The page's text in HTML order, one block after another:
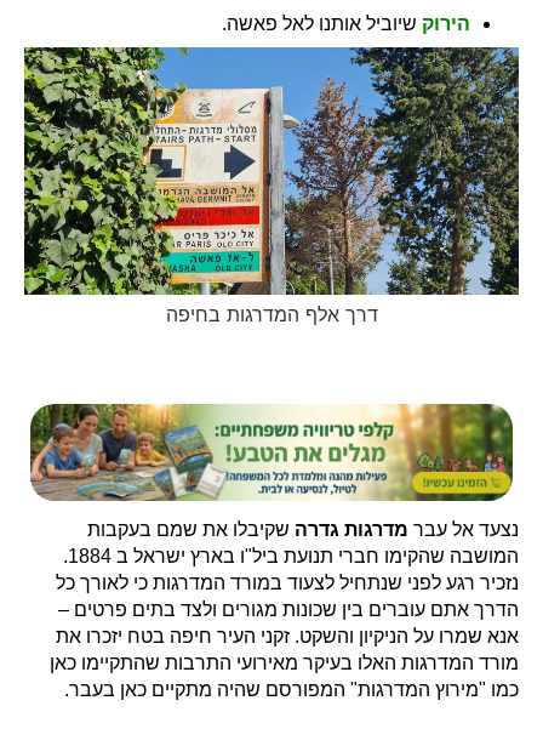
הירוק שיוביל אותנו לאל פאשה.
דרך אלף המדרגות בחיפה
נצעד אל עבר מדרגות גדרה שקיבלו את שמם בעקבות
המושבה שהקימו חברי תנועת ביל"ו בארץ ישראל ב 1884.
נזכיר רגע לפני שנתחיל לצעוד במורד המדרגות כי לאורך כל
הדרך אתם עוברים בין שכונות מגורים ולצד בתים פרטים –
אנא שמרו על הניקיון והשקט. זקני העיר חיפה בטח יזכרו את
מורד המדרגות האלו בעיקר מאירועי התרבות שהתקיימו כאן
כמו "מירוץ המדרגות" המפורסם שהיה מתקיים כאן בעבר.